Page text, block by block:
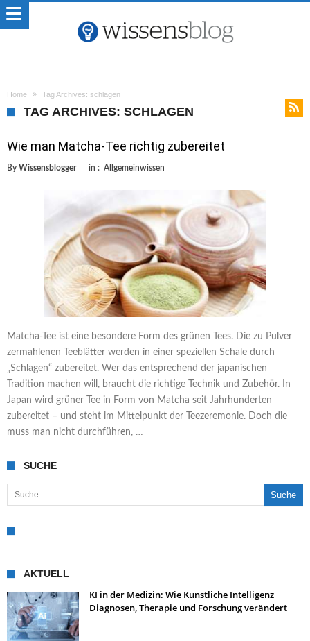
Home Tag Archives: schlagen
TAG ARCHIVES: SCHLAGEN
Wie man Matcha-Tee richtig zubereitet
By Wissensblogger in : Allgemeinwissen
Matcha-Tee ist eine besondere Form des grünen Tees. Die zu Pulver
zermahlenen Teeblätter werden in einer speziellen Schale durch
„Schlagen“ zubereitet. Wer das entsprechend der japanischen
Tradition machen will, braucht die richtige Technik und Zubehör. In
Japan wird grüner Tee in Form von Matcha seit Jahrhunderten
zubereitet – und steht im Mittelpunkt der Teezeremonie. Doch die
muss man nicht durchführen, …
SUCHE
Suche nach:
AKTUELL
KI in der Medizin: Wie Künstliche Intelligenz
Diagnosen, Therapie und Forschung verändert